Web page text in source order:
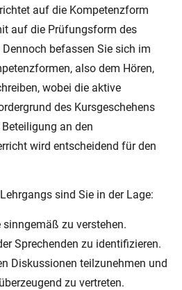
auf die Kompetenzform
auf die Prüfungsform des
befassen Sie sich im
also dem Hören,
wobei die aktive
des Kursgeschehens
an den
wird entscheidend für den
sind Sie in der Lage:
sinngemäß zu verstehen.
Sprechenden zu identifizieren.
Diskussionen teilzunehmen und
zu vertreten.